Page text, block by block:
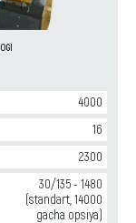
4000
16
2300
30/135 - 1480
(standart, 14000
gacha opsiya)